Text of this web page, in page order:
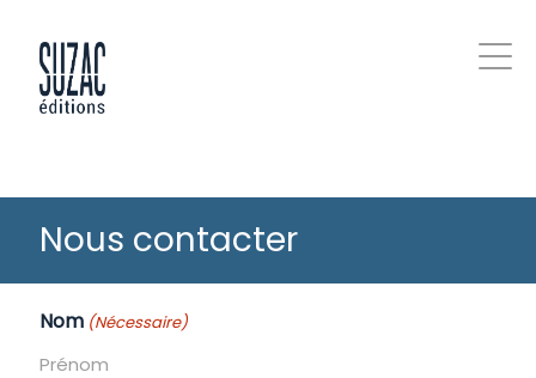
Nous contacter
Nom (Nécessaire)
Prénom